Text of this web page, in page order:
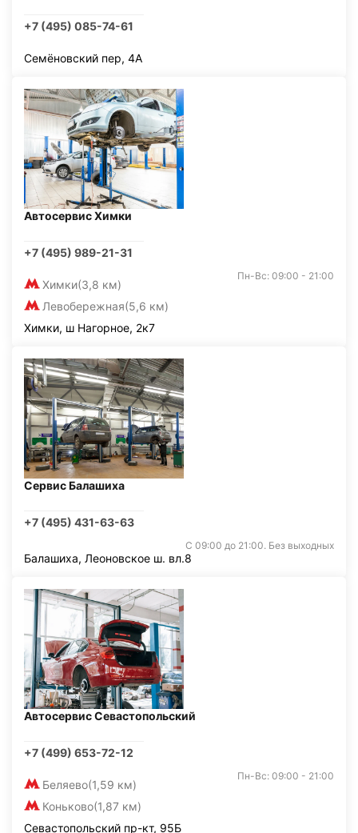
+7 (495) 085-74-61
Семёновский пер, 4А
Автосервис Химки
+7 (495) 989-21-31
Химки(3,8 км)
Левобережная(5,6 км)
Пн-Вс: 09:00 - 21:00
Химки, ш Нагорное, 2к7
Сервис Балашиха
+7 (495) 431-63-63
С 09:00 до 21:00. Без выходных
Балашиха, Леоновское ш. вл.8
Автосервис Севастопольский
+7 (499) 653-72-12
Беляево(1,59 км)
Коньково(1,87 км)
Пн-Вс: 09:00 - 21:00
Севастопольский пр-кт, 95Б